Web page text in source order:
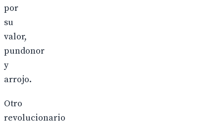
por
su
valor,
pundonor
y
arrojo.
Otro
revolucionario